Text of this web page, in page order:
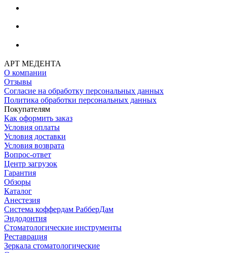
АРТ МЕДЕНТА
О компании
Отзывы
Согласие на обработку персональных данных
Политика обработки персональных данных
Покупателям
Как оформить заказ
Условия оплаты
Условия доставки
Условия возврата
Вопрос-ответ
Центр загрузок
Гарантия
Обзоры
Каталог
Анестезия
Система коффердам РабберДам
Эндодонтия
Стоматологические инструменты
Реставрация
Зеркала стоматологические